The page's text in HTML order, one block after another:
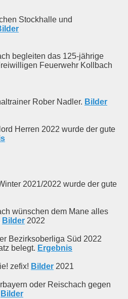
Stockhalle und
begleiten das 125-jährige
Feuerwehr Kollbach
Rober Nadler. Bilder
Herren 2022 wurde der gute
2021/2022 wurde der gute
wünschen dem Mane alles
Bilder 2022
Bezirksoberliga Süd 2022
belegt. Ergebnis
zefix! Bilder 2021
oder Reischach gegen
Bilder